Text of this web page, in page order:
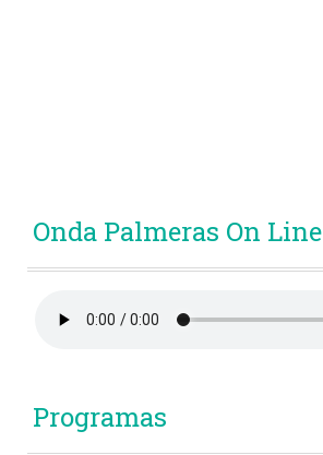
Onda Palmeras On Line
Programas